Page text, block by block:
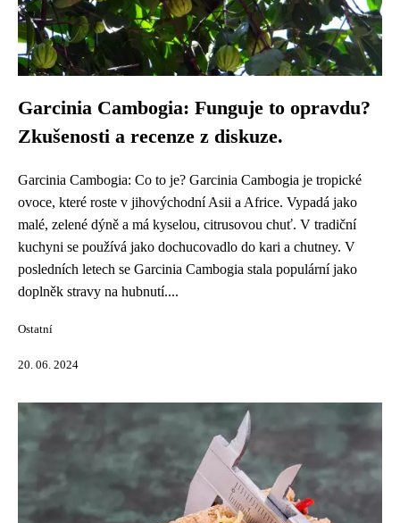
Garcinia Cambogia: Funguje to opravdu?
Zkušenosti a recenze z diskuze.
Garcinia Cambogia: Co to je? Garcinia Cambogia je tropické
ovoce, které roste v jihovýchodní Asii a Africe. Vypadá jako
malé, zelené dýně a má kyselou, citrusovou chuť. V tradiční
kuchyni se používá jako dochucovadlo do kari a chutney. V
posledních letech se Garcinia Cambogia stala populární jako
doplněk stravy na hubnutí....
Ostatní
20. 06. 2024